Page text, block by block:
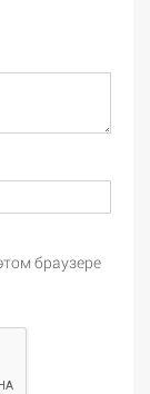
браузере